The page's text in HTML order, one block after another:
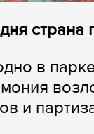
страна
в
и